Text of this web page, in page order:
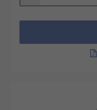
Le choix d'une
divers critères
Les dimensions